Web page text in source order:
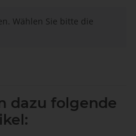
Wählen Sie bitte die
dazu folgende